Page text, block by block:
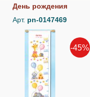
День рождения
Арт. pn-0147469
-45%